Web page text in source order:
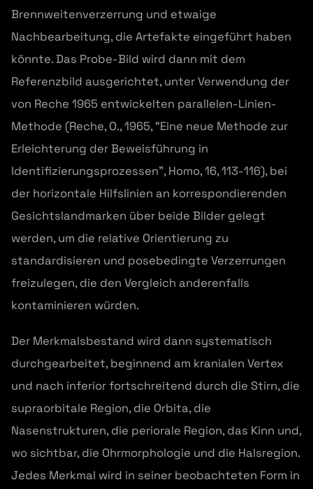
Brennweitenverzerrung und etwaige
Nachbearbeitung, die Artefakte eingeführt haben
könnte. Das Probe-Bild wird dann mit dem
Referenzbild ausgerichtet, unter Verwendung der
von Reche 1965 entwickelten parallelen-Linien-
Methode (Reche, O., 1965, “Eine neue Methode zur
Erleichterung der Beweisführung in
Identifizierungsprozessen”, Homo, 16, 113-116), bei
der horizontale Hilfslinien an korrespondierenden
Gesichtslandmarken über beide Bilder gelegt
werden, um die relative Orientierung zu
standardisieren und posebedingte Verzerrungen
freizulegen, die den Vergleich anderenfalls
kontaminieren würden.
Der Merkmalsbestand wird dann systematisch
durchgearbeitet, beginnend am kranialen Vertex
und nach inferior fortschreitend durch die Stirn, die
supraorbitale Region, die Orbita, die
Nasenstrukturen, die periorale Region, das Kinn und,
wo sichtbar, die Ohrmorphologie und die Halsregion.
Jedes Merkmal wird in seiner beobachteten Form in